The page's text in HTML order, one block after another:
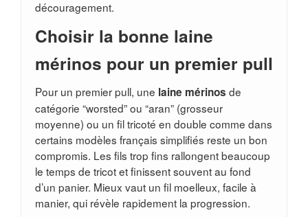
découragement.
Choisir la bonne laine
mérinos pour un premier pull
Pour un premier pull, une laine mérinos de
catégorie “worsted” ou “aran” (grosseur
moyenne) ou un fil tricoté en double comme dans
certains modèles français simplifiés reste un bon
compromis. Les fils trop fins rallongent beaucoup
le temps de tricot et finissent souvent au fond
d’un panier. Mieux vaut un fil moelleux, facile à
manier, qui révèle rapidement la progression.